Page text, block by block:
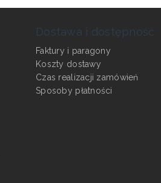
Dostawa i dostępność
Faktury i paragony
Koszty dostawy
Czas realizacji zamówień
Sposoby płatności